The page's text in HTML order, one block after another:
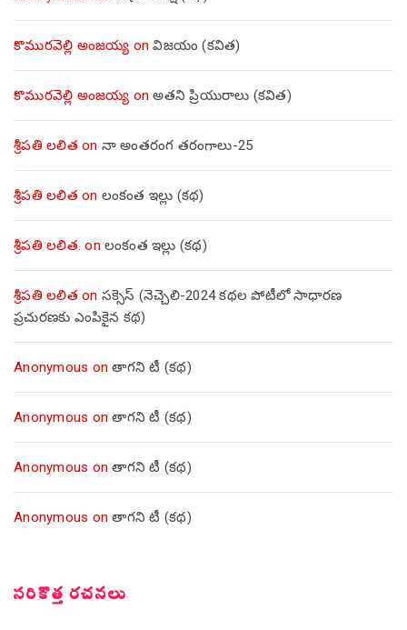
కొమురవెల్లి అంజయ్య onవిజయం (కవిత)
కొమురవెల్లి అంజయ్య onఅతని ప్రియురాలు (కవిత)
శ్రీపతి లలిత on నా అంతరంగ తరంగాలు-25
శ్రీపతి లలిత on లంకంత ఇల్లు (కథ)
శ్రీపతి లలిత. on లంకంత ఇల్లు (కథ)
శ్రీపతి లలిత on సక్సెస్ (నెచ్చెలి-2024 కథల పోటీలో సాధారణ
ప్రచురణకు ఎంపికైన కథ)
Anonymous onతాగని టీ (కథ)
Anonymous onతాగని టీ (కథ)
Anonymous onతాగని టీ (కథ)
Anonymous onతాగని టీ (కథ)
సరికొత్త రచనలు